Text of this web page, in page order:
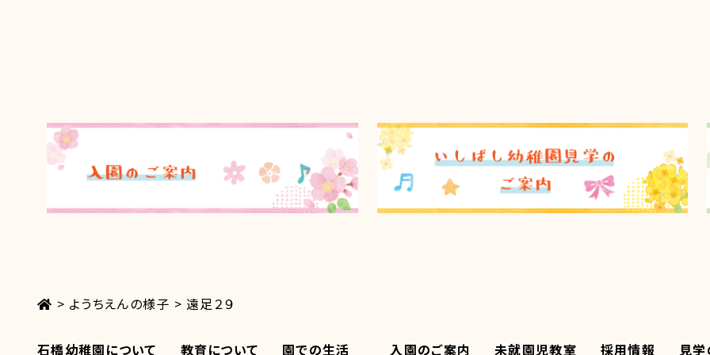
> ようちえんの様子 >遠足２９
石橋幼稚園について 教育について 園での生活 入園のご案内 未就園児教室 採用情報 見